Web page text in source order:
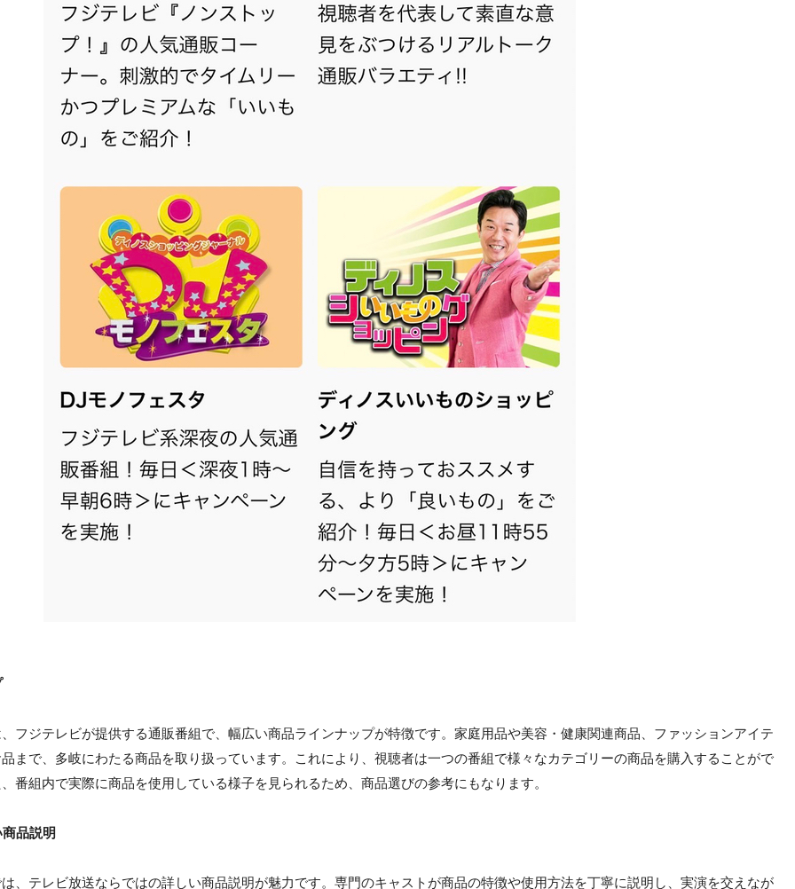
、フジテレビが提供する通販番組で、幅広い商品ラインナップが特徴です。家庭用品や美容・健康関連商品、ファッションアイテ
まで、多岐にわたる商品を取り扱っています。これにより、視聴者は一つの番組で様々なカテゴリーの商品を購入することがで
番組内で実際に商品を使用している様子を見られるため、商品選びの参考にもなります。
品説明
は、テレビ放送ならではの詳しい商品説明が魅力です。専門のキャストが商品の特徴や使用方法を丁寧に説明し、実演を交えなが